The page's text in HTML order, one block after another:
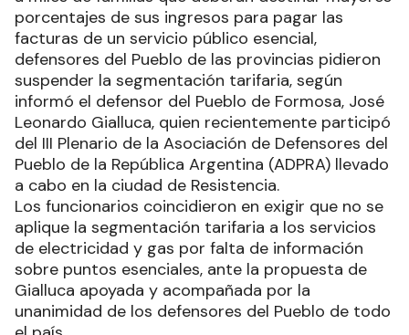
porcentajes de sus ingresos para pagar las
facturas de un servicio público esencial,
defensores del Pueblo de las provincias pidieron
suspender la segmentación tarifaria, según
informó el defensor del Pueblo de Formosa, José
Leonardo Gialluca, quien recientemente participó
del III Plenario de la Asociación de Defensores del
Pueblo de la República Argentina (ADPRA) llevado
a cabo en la ciudad de Resistencia.
Los funcionarios coincidieron en exigir que no se
aplique la segmentación tarifaria a los servicios
de electricidad y gas por falta de información
sobre puntos esenciales, ante la propuesta de
Gialluca apoyada y acompañada por la
unanimidad de los defensores del Pueblo de todo